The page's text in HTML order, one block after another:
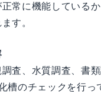
常に機能している
す。
査、水質調査、書
槽のチェックを行っ